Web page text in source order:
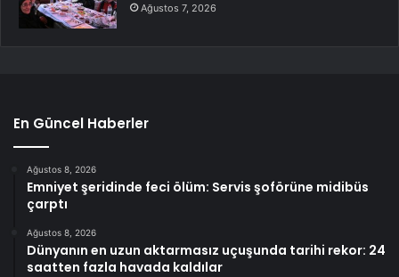
Ağustos 7, 2026
En Güncel Haberler
Ağustos 8, 2026
Emniyet şeridinde feci ölüm: Servis şoförüne midibüs
çarptı
Ağustos 8, 2026
Dünyanın en uzun aktarmasız uçuşunda tarihi rekor: 24
saatten fazla havada kaldılar